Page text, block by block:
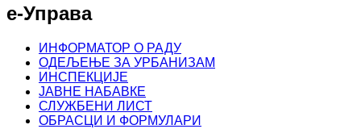
е-Управа
ИНФОРМАТОР О РАДУ
ОДЕЉЕЊЕ ЗА УРБАНИЗАМ
ИНСПЕКЦИЈЕ
ЈАВНЕ НАБАВКЕ
СЛУЖБЕНИ ЛИСТ
ОБРАСЦИ И ФОРМУЛАРИ